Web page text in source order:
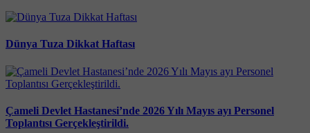
Dünya Tuza Dikkat Haftası
Çameli Devlet Hastanesi’nde 2026 Yılı Mayıs ayı Personel
Toplantısı Gerçekleştirildi.